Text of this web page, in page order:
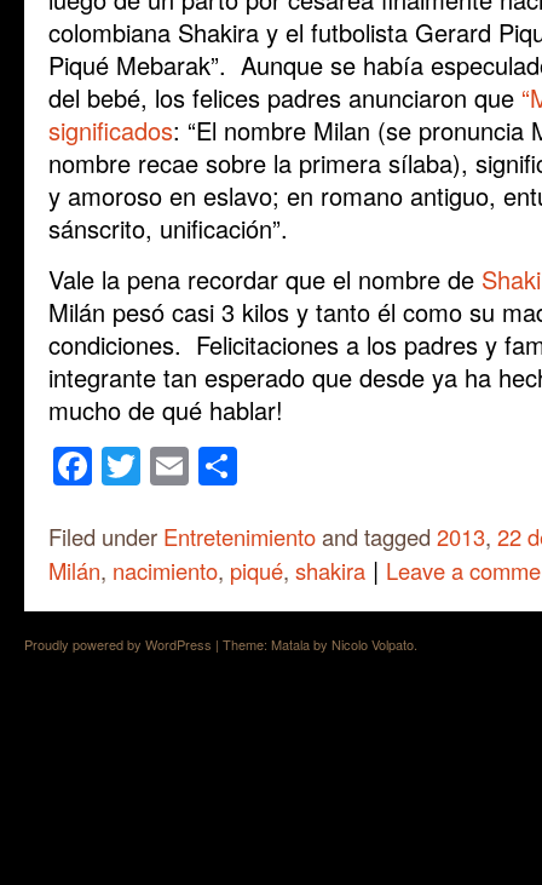
colombiana Shakira y el futbolista Gerard
Piqué Mebarak”. Aunque se había
del bebé, los felices padres anunciaron que
significados: “El nombre Milan (se pronuncia
nombre recae sobre la primera sílaba),
y amoroso en eslavo; en romano antiguo,
sánscrito, unificación”.
Vale la pena recordar que el nombre de
Milán pesó casi 3 kilos y tanto él como su
condiciones. Felicitaciones a los padres y
integrante tan esperado que desde ya ha
mucho de qué hablar!
Facebook
Twitter
Email
Filed under Entretenimientoand tagged 2013, 22
Milán, nacimiento, piqué, shakira | Leave a
Proudly powered by WordPress | Theme: Matala by Nicolo Volpato